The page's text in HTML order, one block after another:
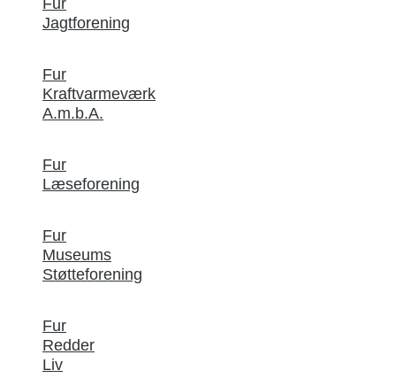
Jagtforening
Fur
Kraftvarmeværk
A.m.b.A.
Fur
Læseforening
Fur
Museums
Støtteforening
Fur
Redder
Liv